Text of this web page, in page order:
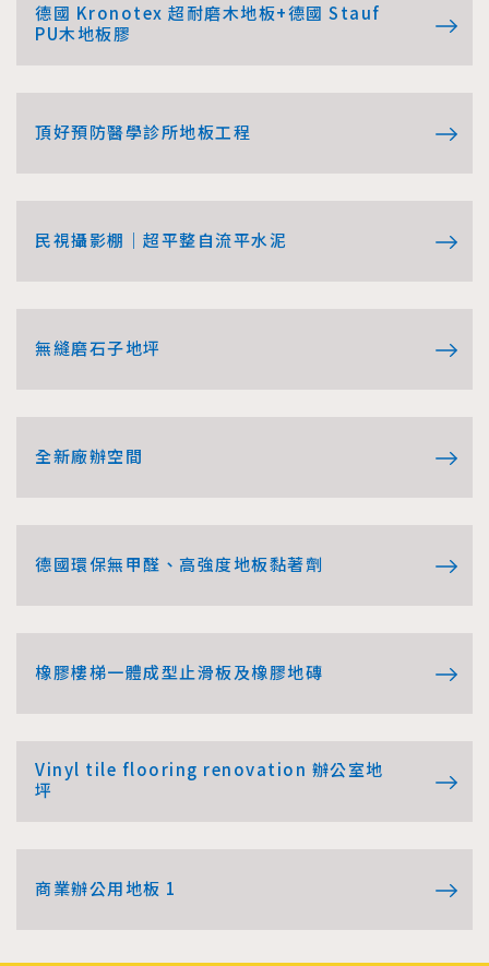
德國 Kronotex 超耐磨木地板+德國 Stauf
PU木地板膠
頂好預防醫學診所地板工程
民視攝影棚｜超平整自流平水泥
無縫磨石子地坪
全新廠辦空間
德國環保無甲醛、高強度地板黏著劑
橡膠樓梯一體成型止滑板及橡膠地磚
Vinyl tile flooring renovation 辦公室地
坪
商業辦公用地板 1